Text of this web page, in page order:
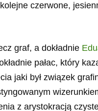
czerwone,
graf, a dokładnie
pałac, który
jaki był związek
z arystokracją